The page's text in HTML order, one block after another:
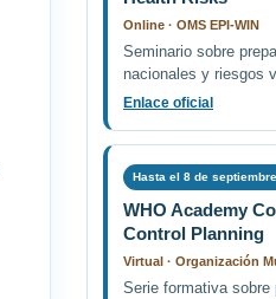
Online · OMS EPI-WIN
Seminario sobre
nacionales y riesgos
Enlace oficial
Hasta el 8 de
WHO Academy
Control Planning
Virtual · Organización
Serie formativa sobre